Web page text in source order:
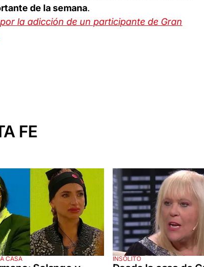
de la semana.
la adicción de un participante de Gran
FE
CASA INSÓLITO